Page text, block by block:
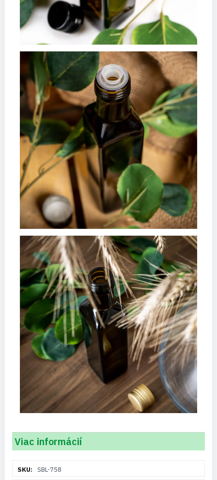
Viac informácií
informáciíSBL-758